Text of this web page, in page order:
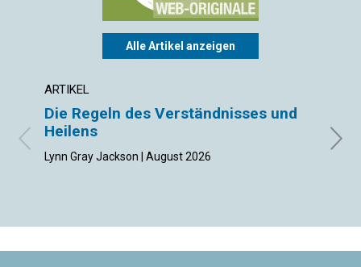
Alle Artikel anzeigen
ARTIKEL
Die Regeln des Verständnisses und
Heilens
Lynn Gray Jackson | August 2026